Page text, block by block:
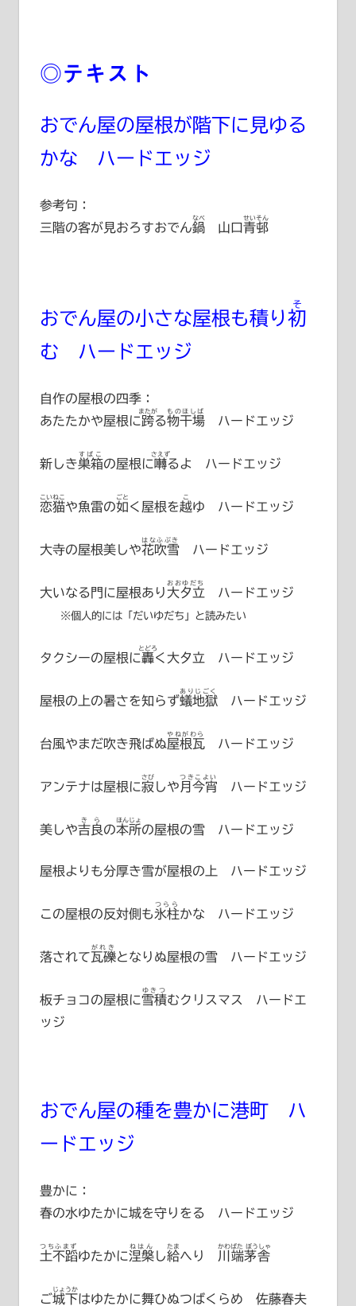
◎テキスト
おでん屋の屋根が階下に見ゆる
かな ハードエッジ
参考句：
三階の客が見おろすおでん鍋
なべ
山口青邨
せいそん
おでん屋の小さな屋根も積り 初
そ
む ハードエッジ
自作の屋根の四季：
あたたかや屋根に跨
またが
る物干場
ものほしば
ハードエッジ
新しき巣箱
すばこ
の屋根に囀
さえず
るよ ハードエッジ
恋猫
こいねこ
や魚雷の如
ごと
く屋根を越
こ
ゆ ハードエッジ
大寺の屋根美しや花吹雪
はなふぶき
ハードエッジ
大いなる門に屋根あり大夕立
おおゆだち
ハードエッジ
※個人的には「だいゆだち」と読みたい
タクシーの屋根に轟
とどろ
く大夕立 ハードエッジ
屋根の上の暑さを知らず蟻地獄
ありじごく
ハードエッジ
台風やまだ吹き飛ばぬ屋根瓦
やねがわら
ハードエッジ
アンテナは屋根に寂
さび
しや月今宵
つきこよい
ハードエッジ
美しや吉良
きら
の本所
ほんじょ
の屋根の雪 ハードエッジ
屋根よりも分厚き雪が屋根の上 ハードエッジ
この屋根の反対側も氷柱
つらら
かな ハードエッジ
落されて瓦礫
がれき
となりぬ屋根の雪 ハードエッジ
板チョコの屋根に雪積
ゆきつ
むクリスマス ハードエ
ッジ
おでん屋の種を豊かに港町 ハ
ードエッジ
豊かに：
春の水ゆたかに城を守りをる ハードエッジ
土不蹈
つちふまず
ゆたかに涅槃
ねはん
し給
たま
へり 川端茅舎
かわばた ぼうしゃ
ご城下
じょうか
はゆたかに舞ひぬつばくらめ 佐藤春夫